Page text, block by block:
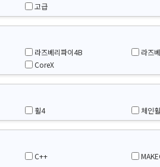
고급
라즈베리파이4B
라즈
CoreX
휠4 체인휠
C++